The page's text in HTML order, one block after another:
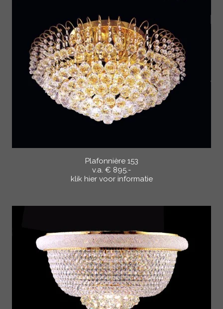
Plafonnière 153
v.a. € 895.-
klik hier voor informatie